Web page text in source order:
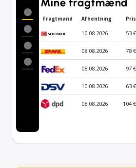
Mine fragtmænd
Fragtmand Afhentning Pris
10.08.2026 53 €
08.08.2026 78 €
08.08.2026 97 €
10.08.2026 63 €
08.08.2026 104 €